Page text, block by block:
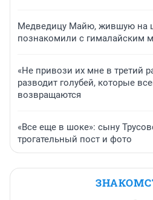
Медведицу Майю, жившую на
познакомили с гималайским
«Не привози их мне в третий
разводит голубей, которые
возвращаются
«Все еще в шоке»: сыну
трогательный пост и фото